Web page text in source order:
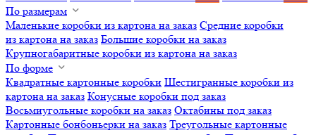
По размерам
Маленькие коробки из картона на заказ Средние коробки
из картона на заказ Большие коробки на заказ
Крупногабаритные коробки из картона на заказ
По форме
Квадратные картонные коробки Шестигранные коробки из
картона на заказ Конусные коробки под заказ
Восьмиугольные коробки на заказ Октабины под заказ
Картонные бонбоньерки на заказ Треугольные картонные